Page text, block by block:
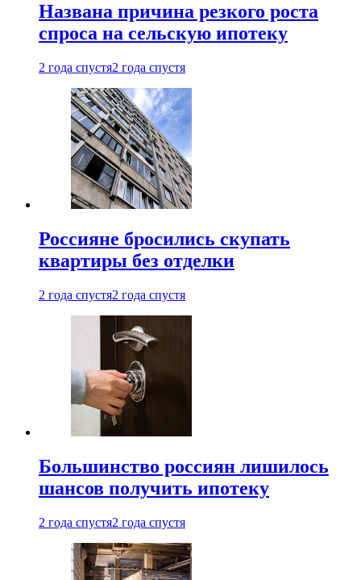
Названа причина резкого роста
спроса на сельскую ипотеку
2 года спустя2 года спустя
Россияне бросились скупать
квартиры без отделки
2 года спустя2 года спустя
Большинство россиян лишилось
шансов получить ипотеку
2 года спустя2 года спустя